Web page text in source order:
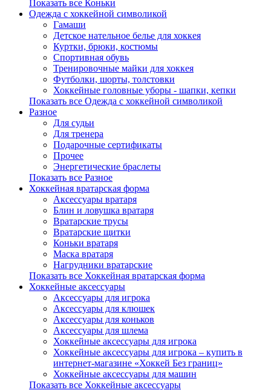
Показать все Коньки
Одежда с хоккейной символикой
Гамаши
Детское нательное белье для хоккея
Куртки, брюки, костюмы
Спортивная обувь
Тренировочные майки для хоккея
Футболки, шорты, толстовки
Хоккейные головные уборы - шапки, кепки
Показать все Одежда с хоккейной символикой
Разное
Для судьи
Для тренера
Подарочные сертификаты
Прочее
Энергетические браслеты
Показать все Разное
Хоккейная вратарская форма
Аксессуары вратаря
Блин и ловушка вратаря
Вратарские трусы
Вратарские щитки
Коньки вратаря
Маска вратаря
Нагрудники вратарские
Показать все Хоккейная вратарская форма
Хоккейные аксессуары
Аксессуары для игрока
Аксессуары для клюшек
Аксессуары для коньков
Аксессуары для шлема
Хоккейные аксессуары для игрока
Хоккейные аксессуары для игрока – купить в
интернет-магазине «Хоккей Без границ»
Хоккейные аксессуары для машин
Показать все Хоккейные аксессуары